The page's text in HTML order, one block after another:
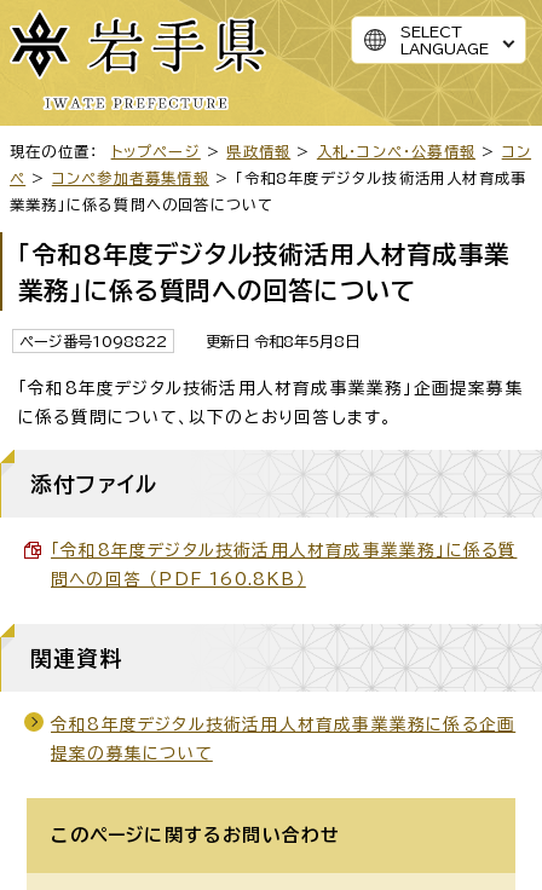
SELECT
LANGUAGE
現在の位置： トップページ > 県政情報 > 入札・コンペ・公募情報 > コン
ペ
> コンペ参加者募集情報 > 「令和8年度デジタル技術活用人材育成事
業業務」に係る質問への回答について
「令和8年度デジタル技術活用人材育成事業
業務」に係る質問への回答について
ページ番号1098822 更新日 令和8年5月8日
「令和8年度デジタル技術活用人材育成事業業務」企画提案募集
に係る質問について、以下のとおり回答します。
添付ファイル
「令和8年度デジタル技術活用人材育成事業業務」に係る質
問への回答 （PDF 160.8KB）
関連資料
令和8年度デジタル技術活用人材育成事業業務に係る企画
提案の募集について
このページに関する お問い合わせ